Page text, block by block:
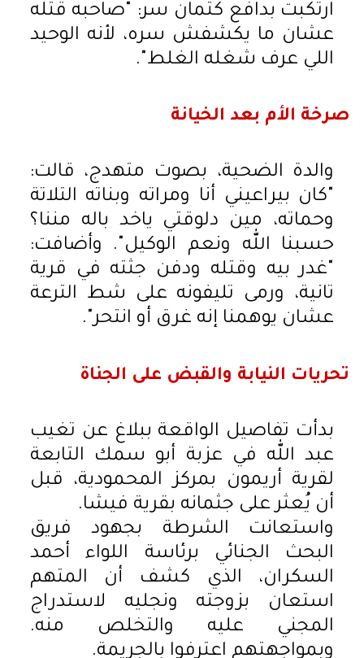
ارتُكبت بدافع كتمان سر: "صاحبه قتله
عشان ما يكشفش سره، لأنه الوحيد
اللي عرف شغله الغلط".
صرخة الأم بعد الخيانة
والدة الضحية، بصوت متهدج، قالت:
"كان بيراعيني أنا ومراته وبناته التلاتة
وحماته، مين دلوقتي ياخد باله مننا؟
حسبنا الله ونعم الوكيل". وأضافت:
"غدر بيه وقتله ودفن جثته في قرية
تانية، ورمى تليفونه على شط الترعة
عشان يوهمنا إنه غرق أو انتحر".
تحريات النيابة والقبض على الجناة
بدأت تفاصيل الواقعة ببلاغ عن تغيب
عبد الله في عزبة أبو سمك التابعة
لقرية أريمون بمركز المحمودية، قبل
أن يُعثر على جثمانه بقرية فيشا.
واستعانت الشرطة بجهود فريق
البحث الجنائي برئاسة اللواء أحمد
السكران، الذي كشف أن المتهم
استعان بزوجته ونجليه لاستدراج
المجني عليه والتخلص منه.
وبمواجهتهم اعترفوا بالجريمة.